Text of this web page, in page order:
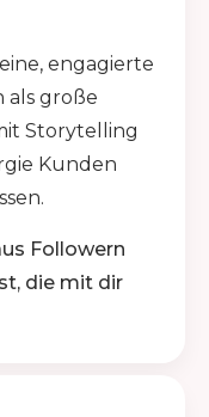
engagierte
als große
Storytelling
Kunden
Followern
die mit dir